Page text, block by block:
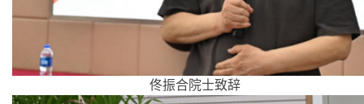
佟振合院士致辞